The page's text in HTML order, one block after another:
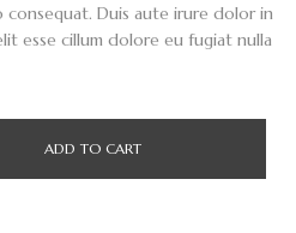
consequat. Duis aute irure dolor in
esse cillum dolore eu fugiat nulla
ADD TO CART